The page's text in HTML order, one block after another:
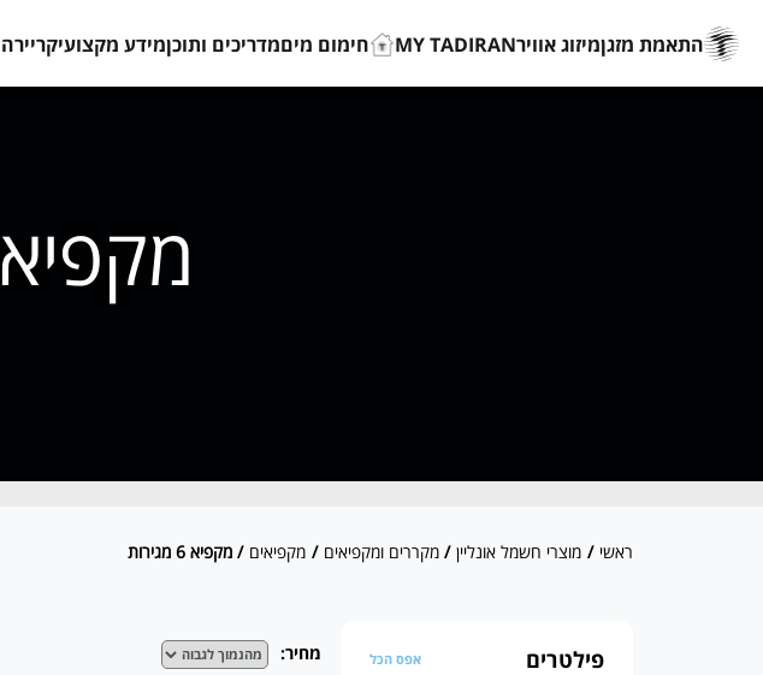
התאמת מזגןמיזוג אווירMY TADIRAN חימום מיםמדריכים ותוכןמידע מקצועיקריירה
מקפיא 6 מגירות
ראשי / מוצרי חשמל אונליין / מקררים ומקפיאים / מקפיאים / מקפיא 6 מגירות
פילטרים אפס הכל מחיר: